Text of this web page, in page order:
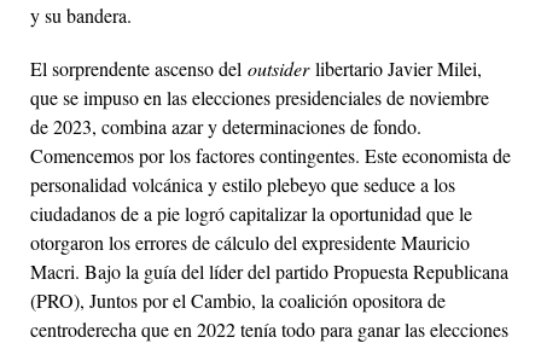
y su bandera.
El sorprendente ascenso del outsiderlibertario Javier Milei,
que se impuso en las elecciones presidenciales de noviembre
de 2023, combina azar y determinaciones de fondo.
Comencemos por los factores contingentes. Este economista de
personalidad volcánica y estilo plebeyo que seduce a los
ciudadanos de a pie logró capitalizar la oportunidad que le
otorgaron los errores de cálculo del expresidente Mauricio
Macri. Bajo la guía del líder del partido Propuesta Republicana
(PRO), Juntos por el Cambio, la coalición opositora de
centroderecha que en 2022 tenía todo para ganar las elecciones